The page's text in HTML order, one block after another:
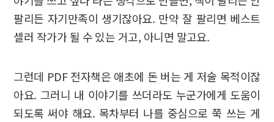
팔리든 자기만족이 생기잖아요. 만약 잘 팔리면 베스트
셀러 작가가 될 수 있는 거고, 아니면 말고요.
그런데 PDF 전자책은 애초에 돈 버는 게 저술 목적이잖
아요. 그러니 내 이야기를 쓰더라도 누군가에게 도움이
되도록 써야 해요. 목차부터 나를 중심으로 쭉 쓰는 게